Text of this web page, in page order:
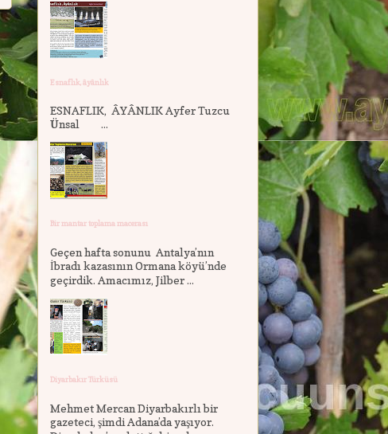
Esnaflık, âyânlık
ESNAFLIK, ÂYÂNLIK Ayfer Tuzcu
Ünsal ...
Bir mantar toplama macerası
Geçen hafta sonunu Antalya’nın
İbradı kazasının Ormana köyü’nde
geçirdik. Amacımız, Jilber ...
Diyarbakır Türküsü
Mehmet Mercan Diyarbakırlı bir
gazeteci, şimdi Adana’da yaşıyor.